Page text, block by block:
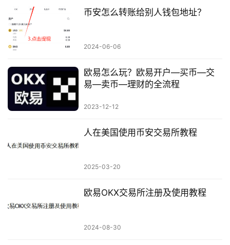
币安怎么转账给别人钱包地址？
2024-06-06
欧易怎么玩？欧易开户—买币—交
易—卖币—理财的全流程
2023-12-12
人在美国使用币安交易所教程
2025-03-20
欧易OKX交易所注册及使用教程
2024-08-30